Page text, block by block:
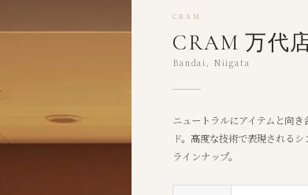
CRAM
CRAM 万代
Bandai, Niigata
ニュートラルにアイテムと向
ド。高度な技術で表現される
ラインナップ。